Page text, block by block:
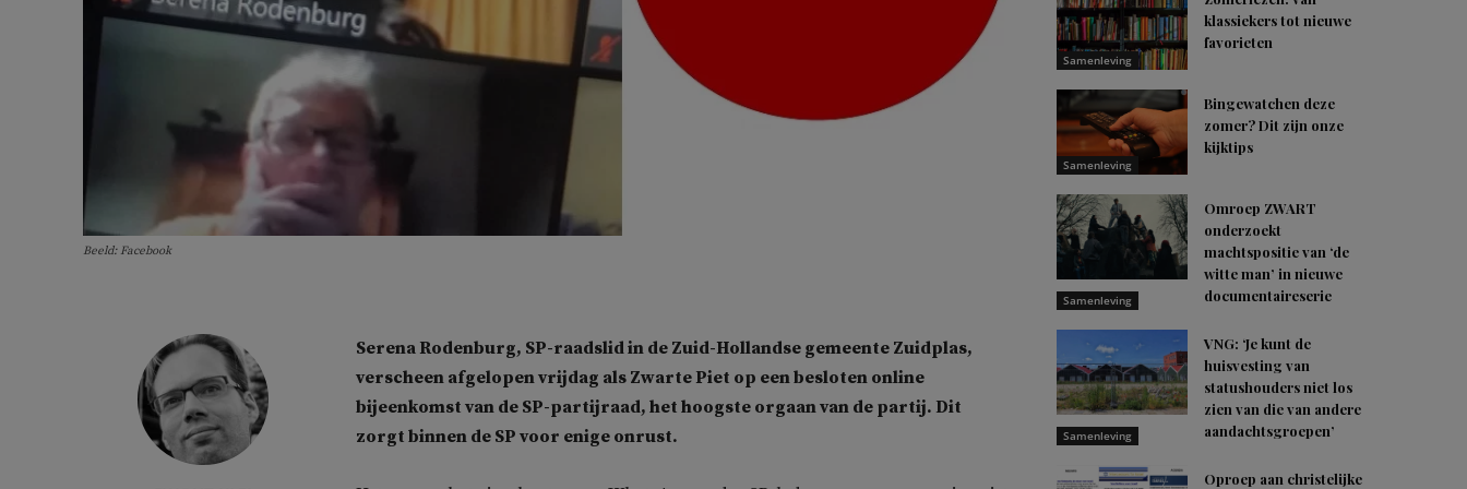
Beeld: Facebook
Serena Rodenburg, SP-raadslid in de Zuid-Hollandse gemeente Zuidplas,
verscheen afgelopen vrijdag als Zwarte Piet op een besloten online
bijeenkomst van de SP-partijraad, het hoogste orgaan van de partij. Dit
zorgt binnen de SP voor enige onrust.
Samenleving
klassiekers tot nieuwe
favorieten
Samenleving
Bingewatchen deze
zomer? Dit zijn onze
kijktips
Samenleving
Omroep ZWART
onderzoekt
machtspositie van ‘de
witte man’ in nieuwe
documentaireserie
Samenleving
VNG: ‘Je kunt de
huisvesting van
statushouders niet los
zien van die van andere
aandachtsgroepen’
Oproep aan christelijke